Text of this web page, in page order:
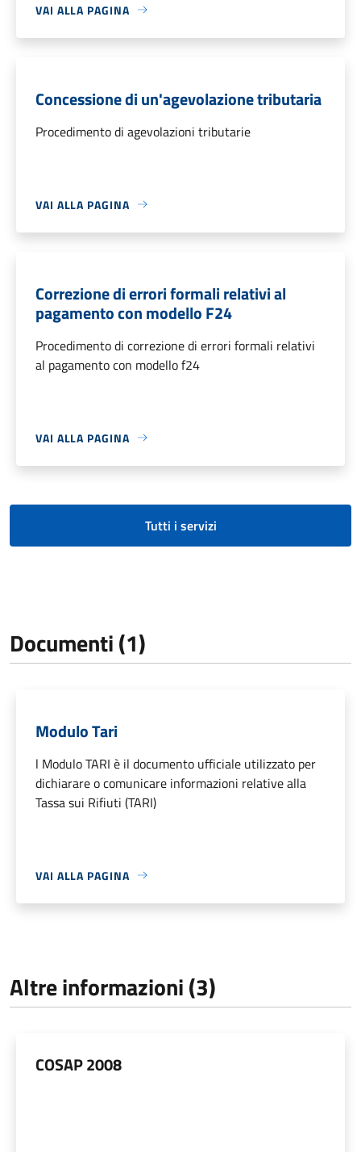
VAI ALLA PAGINA
Concessione di un'agevolazione tributaria
Procedimento di agevolazioni tributarie
VAI ALLA PAGINA
Correzione di errori formali relativi al
pagamento con modello F24
Procedimento di correzione di errori formali relativi
al pagamento con modello f24
VAI ALLA PAGINA
Tutti i servizi
Documenti (1)
Modulo Tari
l Modulo TARI è il documento ufficiale utilizzato per
dichiarare o comunicare informazioni relative alla
Tassa sui Rifiuti (TARI)
VAI ALLA PAGINA
Altre informazioni (3)
COSAP 2008